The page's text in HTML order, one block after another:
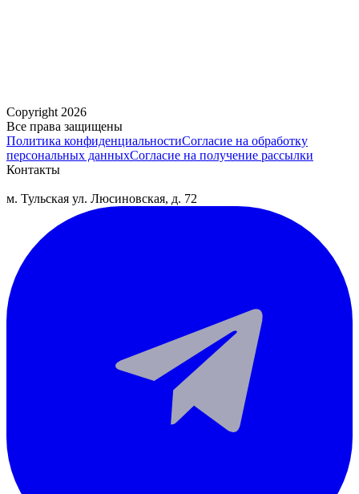
Copyright 2026
Все права защищены
Политика конфиденциальностиСогласие на обработку
персональных данныхСогласие на получение рассылки
Контакты
м. Тульская ул. Люсиновская, д. 72